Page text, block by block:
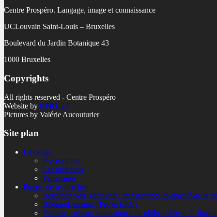
Centre Prospéro. Langage, image et connaissance
UCLouvain Saint-Louis – Bruxelles
Boulevard du Jardin Botanique 43
1000 Bruxelles
Copyrights
All rights reserved - Centre Prospéro
Website by 8TRUST
Pictures by Valérie Aucouturier
Site plan
Le centre
Présentation
Les membres
Partenaires
Projets de recherches
Regarder, voir, entrevoir : transparence et opacité de la
BildungLearning (Projet ERC)
Philature, réseau international de philosophie et de